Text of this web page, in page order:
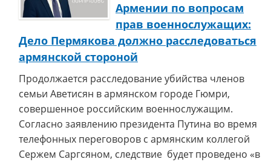
Армении по вопросам
прав военнослужащих:
Дело Пермякова должно расследоваться
армянской стороной
Продолжается расследование убийства членов
семьи Аветисян в армянском городе Гюмри,
совершенное российским военнослужащим.
Согласно заявлению президента Путина во время
телефонных переговоров с армянским коллегой
Сержем Саргсяном, следствие будет проведено «в